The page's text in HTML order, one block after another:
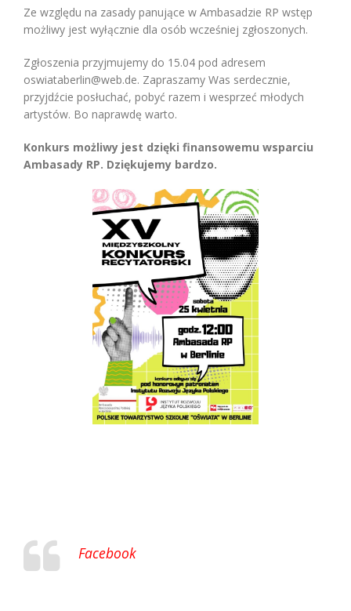
Ze względu na zasady panujące w Ambasadzie RP wstęp
możliwy jest wyłącznie dla osób wcześniej zgłoszonych.
Zgłoszenia przyjmujemy do 15.04 pod adresem
oswiataberlin@web.de. Zapraszamy Was serdecznie,
przyjdźcie posłuchać, pobyć razem i wesprzeć młodych
artystów. Bo naprawdę warto.
Konkurs możliwy jest dzięki finansowemu wsparciu
Ambasady RP. Dziękujemy bardzo.
Facebook